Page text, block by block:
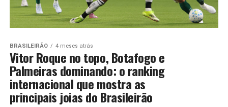
BRASILEIRÃO 4 meses atrás
Vitor Roque no topo, Botafogo e
Palmeiras dominando: o ranking
internacional que mostra as
principais joias do Brasileirão